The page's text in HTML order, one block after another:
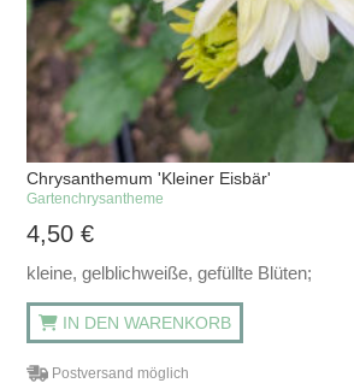
Chrysanthemum 'Kleiner Eisbär'
Gartenchrysantheme
4,50€
kleine, gelblichweiße, gefüllte Blüten;
IN DEN WARENKORB
Postversand möglich